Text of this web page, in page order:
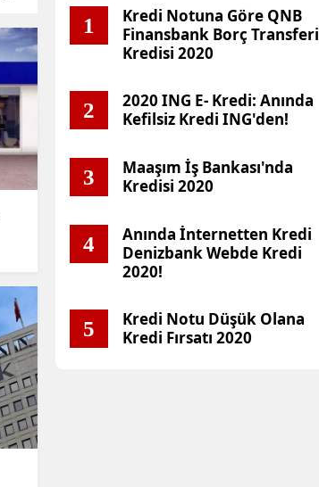
1
Kredi Notuna Göre QNB
Finansbank Borç Transferi
Kredisi 2020
2
2020 ING E- Kredi: Anında
Kefilsiz Kredi ING'den!
3
Maaşım İş Bankası'nda
Kredisi 2020
4
Anında İnternetten Kredi
Denizbank Webde Kredi
2020!
5
Kredi Notu Düşük Olana
Kredi Fırsatı 2020